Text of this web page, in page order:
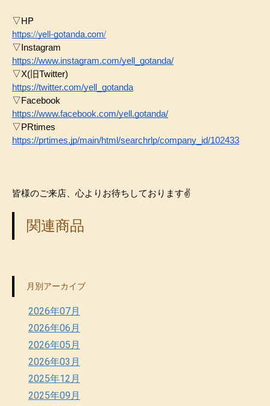
▽HP
https://yell-gotanda.com/
▽Instagram
https://www.instagram.com/yell_gotanda/
▽X(旧Twitter)
https://twitter.com/yell_gotanda
▽Facebook
https://www.facebook.com/yell.gotanda/
▽PRtimes
https://prtimes.jp/main/html/searchrlp/company_id/102433
皆様のご来店、心よりお待ちしております✌️
関連商品
月別アーカイブ
2026年07月
2026年06月
2026年05月
2026年03月
2025年12月
2025年09月